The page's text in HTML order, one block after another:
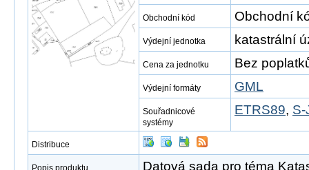
Obchodní kód Obchodní
Výdejní jednotka katastrální
Cena za jednotku Bez
Výdejní formáty GML
Souřadnicové
systémy
ETRS89, S-
Distribuce
Popis produktu
Datová sada pro téma